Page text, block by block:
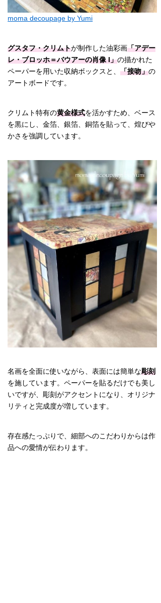
moma decoupage by Yumi
グスタフ・クリムトが制作した油彩画「アデー
レ・ブロッホ＝バウアーの肖像 I」の描かれた
ペーパーを用いた収納ボックスと、「接吻」の
アートボードです。
クリムト特有の黄金様式を活かすため、ベース
を黒にし、金箔、銀箔、銅箔を貼って、煌びや
かさを強調しています。
名画を全面に使いながら、表面には簡単な彫刻
を施しています。ペーパーを貼るだけでも美し
いですが、彫刻がアクセントになり、オリジナ
リティと完成度が増しています。
存在感たっぷりで、細部へのこだわりからは作
品への愛情が伝わります。